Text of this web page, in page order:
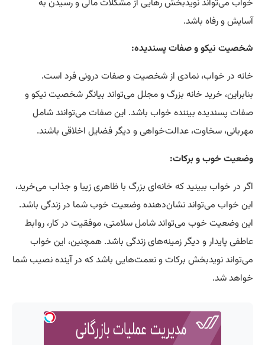
آسایش و رفاه باشد.
شخصیت نیکو و صفات پسندیده:
خانه در خواب، نمادی از شخصیت و صفات درونی فرد است.
بنابراین، خرید خانه بزرگ و مجلل می‌تواند بیانگر شخصیت نیکو و
صفات پسندیده بیننده خواب باشد. این صفات می‌توانند شامل
مهربانی، سخاوت، عدالت‌خواهی و دیگر فضایل اخلاقی باشند.
وضعیت خوب و برکات:
اگر در خواب ببینید که خانه‌ای بزرگ با ظاهری زیبا و جذاب می‌خرید،
این خواب می‌تواند نشان‌دهنده وضعیت خوب شما در زندگی باشد.
این وضعیت خوب می‌تواند شامل سلامتی، موفقیت در کار، روابط
عاطفی پایدار و دیگر زمینه‌های زندگی باشد. همچنین، این خواب
می‌تواند نویدبخش برکات و نعمت‌هایی باشد که در آینده نصیب شما
خواهد شد.